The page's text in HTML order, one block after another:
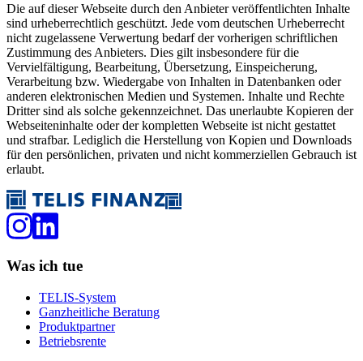
Die auf dieser Webseite durch den Anbieter veröffentlichten Inhalte
sind urheberrechtlich geschützt. Jede vom deutschen Urheberrecht
nicht zugelassene Verwertung bedarf der vorherigen schriftlichen
Zustimmung des Anbieters. Dies gilt insbesondere für die
Vervielfältigung, Bearbeitung, Übersetzung, Einspeicherung,
Verarbeitung bzw. Wiedergabe von Inhalten in Datenbanken oder
anderen elektronischen Medien und Systemen. Inhalte und Rechte
Dritter sind als solche gekennzeichnet. Das unerlaubte Kopieren der
Webseiteninhalte oder der kompletten Webseite ist nicht gestattet
und strafbar. Lediglich die Herstellung von Kopien und Downloads
für den persönlichen, privaten und nicht kommerziellen Gebrauch ist
erlaubt.
Was ich tue
TELIS-System
Ganzheitliche Beratung
Produktpartner
Betriebsrente